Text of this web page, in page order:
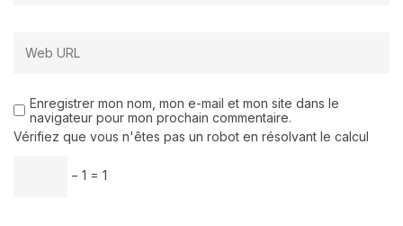
Enregistrer mon nom, mon e-mail et mon site dans le
navigateur pour mon prochain commentaire.
Vérifiez que vous n'êtes pas un robot en résolvant le calcul
− 1 = 1